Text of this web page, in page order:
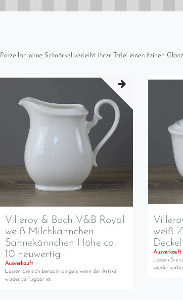
ohne Schnörkel verleiht Ihrer Tafel einen feinen
Villeroy & Boch V&B Royal
weiß Milchkännchen
Sahnekännchen Höhe ca.
10 neuwertig
Ausverkauft
Lassen Sie sich benachrichigen, wenn der Artikel
wieder verfügbar ist.
weiß
Ausverkauft
Lassen Sie
wieder